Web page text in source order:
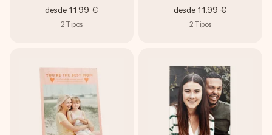
desde 11,99 €
2 Tipos
desde 11,99 €
2 Tipos